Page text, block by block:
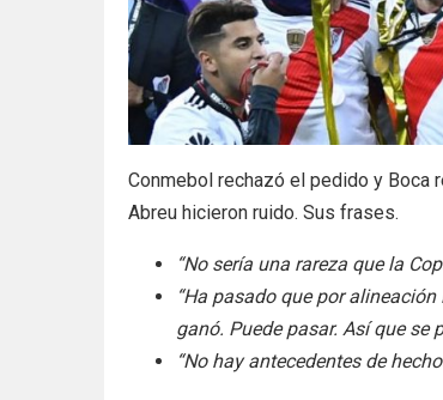
Conmebol rechazó el pedido y Boca
Abreu hicieron ruido. Sus frases.
“No sería una rareza que la
“Ha pasado que por
ganó. Puede pasar. Así que se
“No hay antecedentes de